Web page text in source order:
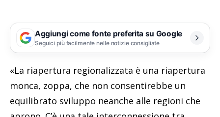
Aggiungi come fonte preferita su Google
Seguici più facilmente nelle notizie consigliate
«La riapertura regionalizzata è una riapertura
monca, zoppa, che non consentirebbe un
equilibrato sviluppo neanche alle regioni che